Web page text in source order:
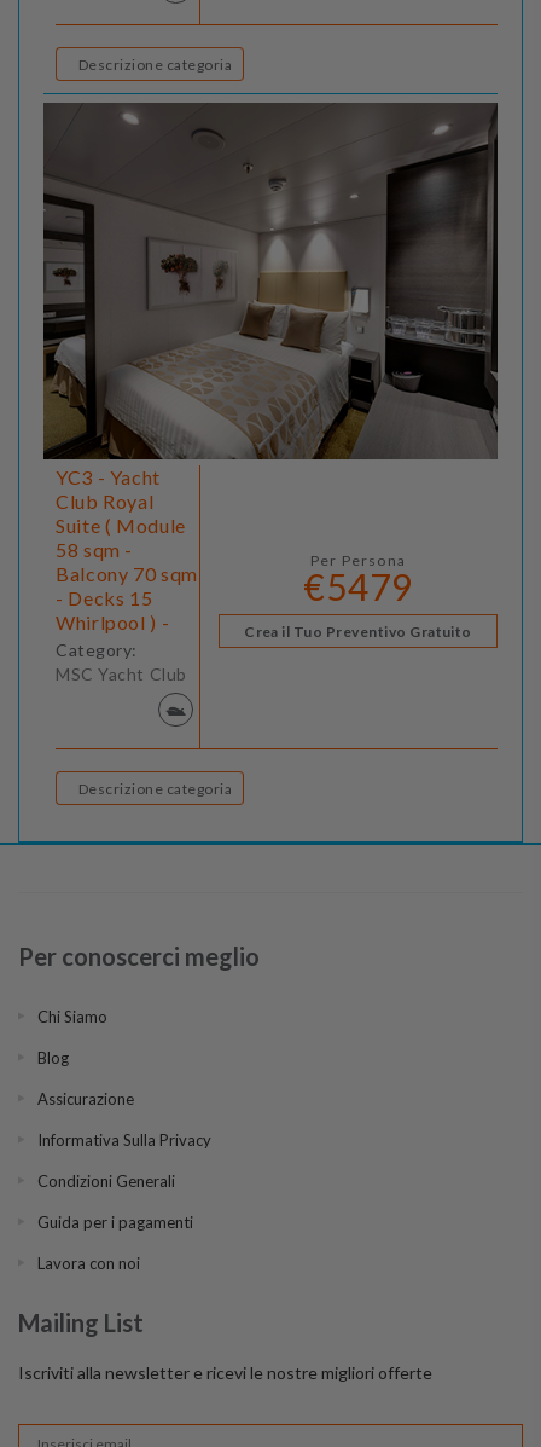
Descrizione categoria
YC3 - Yacht
Club Royal
Suite ( Module
58 sqm -
Balcony 70 sqm
- Decks 15
Whirlpool ) -
Category:
MSC Yacht Club
Per Persona
€5479
Crea il Tuo Preventivo Gratuito
Descrizione categoria
Per conoscerci meglio
Chi Siamo
Blog
Assicurazione
Informativa Sulla Privacy
Condizioni Generali
Guida per i pagamenti
Lavora con noi
Mailing List
Iscriviti alla newsletter e ricevi le nostre migliori offerte